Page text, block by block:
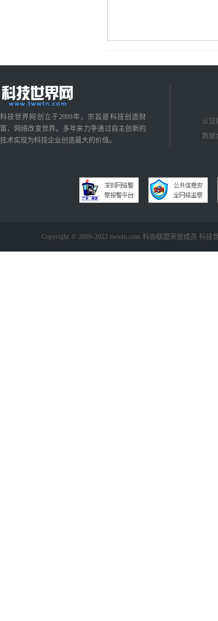
科技世界网创立于2009年，宗旨是科技创造财
富，网络改变世界。多年来力争通过自主创新的
技术实现为科技企业创造最大的价值。
认证
数据
Copyright © 2009-2022 twwtn.com 科协联盟荣誉成员 科